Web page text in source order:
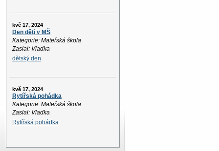
kvě 17, 2024
Den dětí v MŠ
Kategorie: Mateřská škola
Zaslal: Vladka
dětský den
kvě 17, 2024
Rytířská pohádka
Kategorie: Mateřská škola
Zaslal: Vladka
Rytířská pohádka